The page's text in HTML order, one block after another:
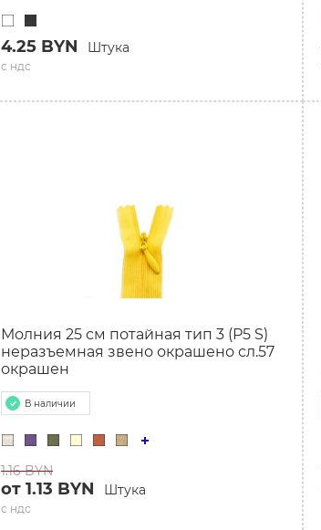
с ндс
4.25 BYN Штука
Молния 25 см потайная тип 3 (Р5 S)
неразъемная звено окрашено сл.57
окрашен
В наличии
1.16 BYN
с ндс
от 1.13 BYN Штука